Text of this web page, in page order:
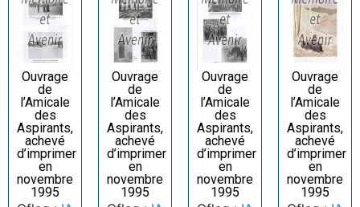
Ouvrage
de
l’Amicale
des
Aspirants,
achevé
d’imprimer
en
novembre
1995
Ouvrage
de
l’Amicale
des
Aspirants,
achevé
d’imprimer
en
novembre
1995
Ouvrage
de
l’Amicale
des
Aspirants,
achevé
d’imprimer
en
novembre
1995
Ouvrage
de
l’Amicale
des
Aspirants,
achevé
d’imprimer
en
novembre
1995